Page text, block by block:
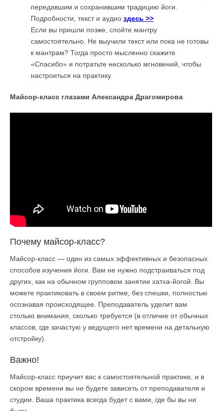
передавшим и сохранившим традицию йоги.
Подробности, текст и аудио здесь >>
Если вы пришли позже, спойте мантру
самостоятельно. Не выучили текст или пока не готовы
к мантрам? Тогда просто мысленно скажите
«Спасибо» и потратьте несколько мгновений, чтобы
настроиться на практику.
Майсор-класс глазами Александра Драгомирова
Почему майсор-класс?
Майсор-класс — один из самых эффективных и безопасных
способов изучения йоги. Вам не нужно подстраиваться под
других, как на обычном групповом занятии хатха-йогой. Вы
можете практиковать в своем ритме, без спешки, полностью
осознавая происходящее. Преподаватель уделит вам
столько внимания, сколько требуется (в отличие от обычных
классов, где зачастую у ведущего нет времени на детальную
отстройку).
Важно!
Майсор-класс приучит вас к самостоятельной практике, и в
скором времени вы не будете зависеть от преподавателя и
студии. Ваша практика всегда будет с вами, где бы вы ни